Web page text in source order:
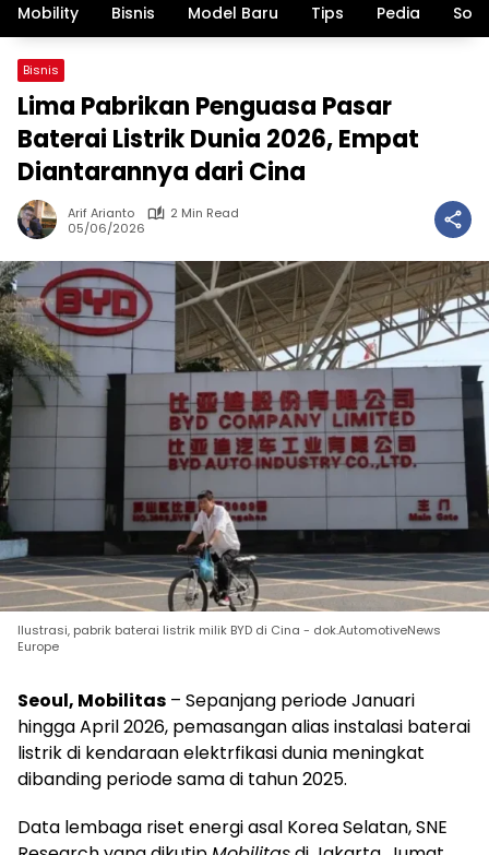
Mobility Bisnis Model Baru Tips Pedia
Bisnis
Lima Pabrikan Penguasa Pasar
Baterai Listrik Dunia 2026, Empat
Diantarannya dari Cina
Arif Arianto
2 Min Read
05/06/2026
Ilustrasi, pabrik baterai listrik milik BYD di Cina - dok.AutomotiveNews
Europe
Seoul, Mobilitas – Sepanjang periode Januari
hingga April 2026, pemasangan alias instalasi baterai
listrik di kendaraan elektrfikasi dunia meningkat
dibanding periode sama di tahun 2025.
Data lembaga riset energi asal Korea Selatan, SNE